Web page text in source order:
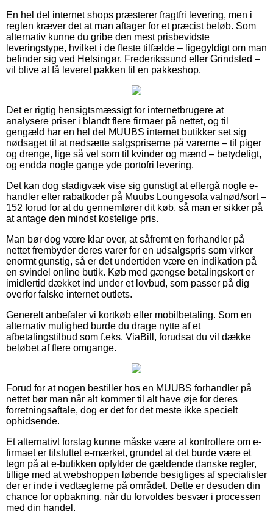
En hel del internet shops præsterer fragtfri levering, men i
reglen kræver det at man aftager for et præcist beløb. Som
alternativ kunne du gribe den mest prisbevidste
leveringstype, hvilket i de fleste tilfælde – ligegyldigt om man
befinder sig ved Helsingør, Frederikssund eller Grindsted –
vil blive at få leveret pakken til en pakkeshop.
Det er rigtig hensigtsmæssigt for internetbrugere at
analysere priser i blandt flere firmaer på nettet, og til
gengæld har en hel del MUUBS internet butikker set sig
nødsaget til at nedsætte salgspriserne på varerne – til piger
og drenge, lige så vel som til kvinder og mænd – betydeligt,
og endda nogle gange yde portofri levering.
Det kan dog stadigvæk vise sig gunstigt at eftergå nogle e-
handler efter rabatkoder på Muubs Loungesofa valnød/sort –
152 forud for at du gennemfører dit køb, så man er sikker på
at antage den mindst kostelige pris.
Man bør dog være klar over, at såfremt en forhandler på
nettet frembyder deres varer for en udsalgspris som virker
enormt gunstig, så er det undertiden være en indikation på
en svindel online butik. Køb med gængse betalingskort er
imidlertid dækket ind under et lovbud, som passer på dig
overfor falske internet outlets.
Generelt anbefaler vi kortkøb eller mobilbetaling. Som en
alternativ mulighed burde du drage nytte af et
afbetalingstilbud som f.eks. ViaBill, forudsat du vil dække
beløbet af flere omgange.
Forud for at nogen bestiller hos en MUUBS forhandler på
nettet bør man når alt kommer til alt have øje for deres
forretningsaftale, dog er det for det meste ikke specielt
ophidsende.
Et alternativt forslag kunne måske være at kontrollere om e-
firmaet er tilsluttet e-mærket, grundet at det burde være et
tegn på at e-butikken opfylder de gældende danske regler,
tillige med at webshoppen løbende besigtiges af specialister
der er inde i vedtægterne på området. Dette er desuden din
chance for opbakning, når du forvoldes besvær i processen
med din handel.